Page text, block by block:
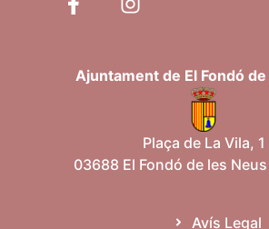
Ajuntament de El Fondó
Plaça de La Vila, 1
03688 El Fondó de les
Avís Legal